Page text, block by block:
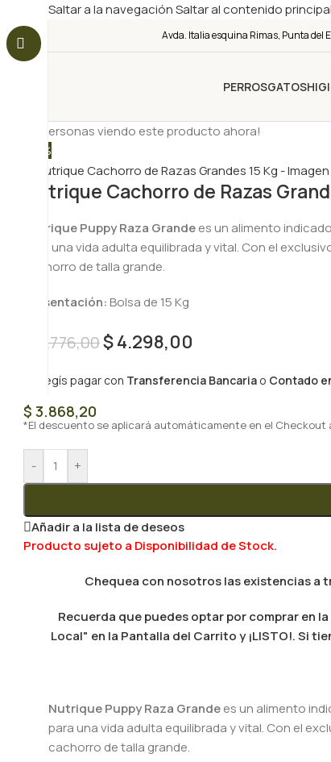
Saltar a la navegaciónSaltar al contenido principal
Avda. Italia esquina Rimas, Punta del
PERROSGATOS
¡Personas viendo este producto ahora!
-10%
Nutrique Cachorro de Razas
Nutrique Puppy Raza Grandees un alimento
para una vida adulta equilibrada y vital. Con el
cachorro de talla grande.
Presentación:Bolsa de 15 Kg
4.776,00$4.298,00
Si elegís pagar con Transferencia Bancaria o Contado
$ 3.868,20
*El descuento se aplicará automáticamente en el Checkout
- +
Añadir a la lista de deseos
Producto sujeto a Disponibilidad de Stock.
Chequea con nosotros las existencias a
Recuerda que puedes optar por comprar en
Local" en la Pantalla del Carrito y ¡LISTO!. Si
Nutrique Puppy Raza Grandees un alimento
para una vida adulta equilibrada y vital. Con el
cachorro de talla grande.